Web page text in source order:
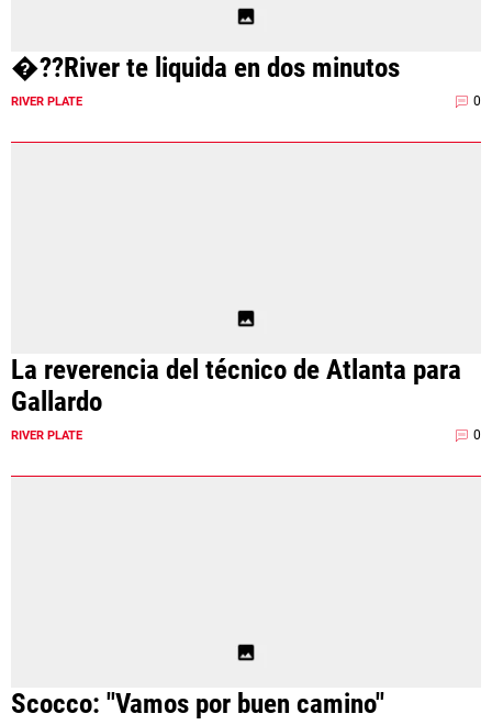
�??River te liquida en dos minutos
RIVER PLATE 0
La reverencia del técnico de Atlanta para
Gallardo
RIVER PLATE 0
Scocco: "Vamos por buen camino"